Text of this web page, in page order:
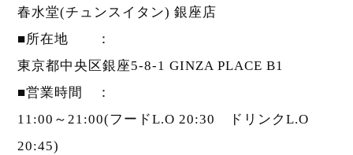
春水堂(チュンスイタン) 銀座店
■所在地 ：
東京都中央区銀座5-8-1 GINZA PLACE B1
■営業時間 ：
11:00～21:00(フードL.O 20:30 ドリンクL.O
20:45)